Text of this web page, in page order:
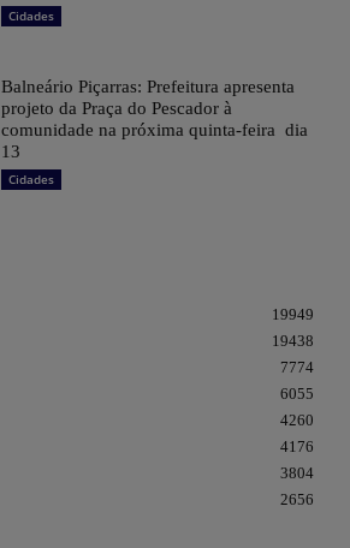
Cidades
Balneário Piçarras: Prefeitura apresenta
projeto da Praça do Pescador à
comunidade na próxima quinta-feira dia
13
Cidades
19949
19438
7774
6055
4260
4176
3804
2656